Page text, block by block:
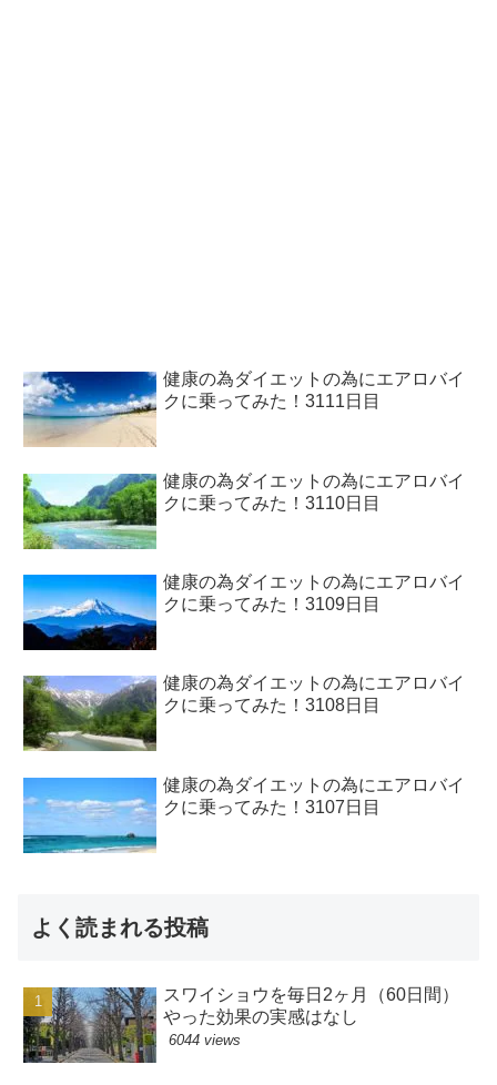
健康の為ダイエットの為にエアロバイ
クに乗ってみた！3111日目
健康の為ダイエットの為にエアロバイ
クに乗ってみた！3110日目
健康の為ダイエットの為にエアロバイ
クに乗ってみた！3109日目
健康の為ダイエットの為にエアロバイ
クに乗ってみた！3108日目
健康の為ダイエットの為にエアロバイ
クに乗ってみた！3107日目
よく読まれる投稿
スワイショウを毎日2ヶ月（60日間）
やった効果の実感はなし
6044 views